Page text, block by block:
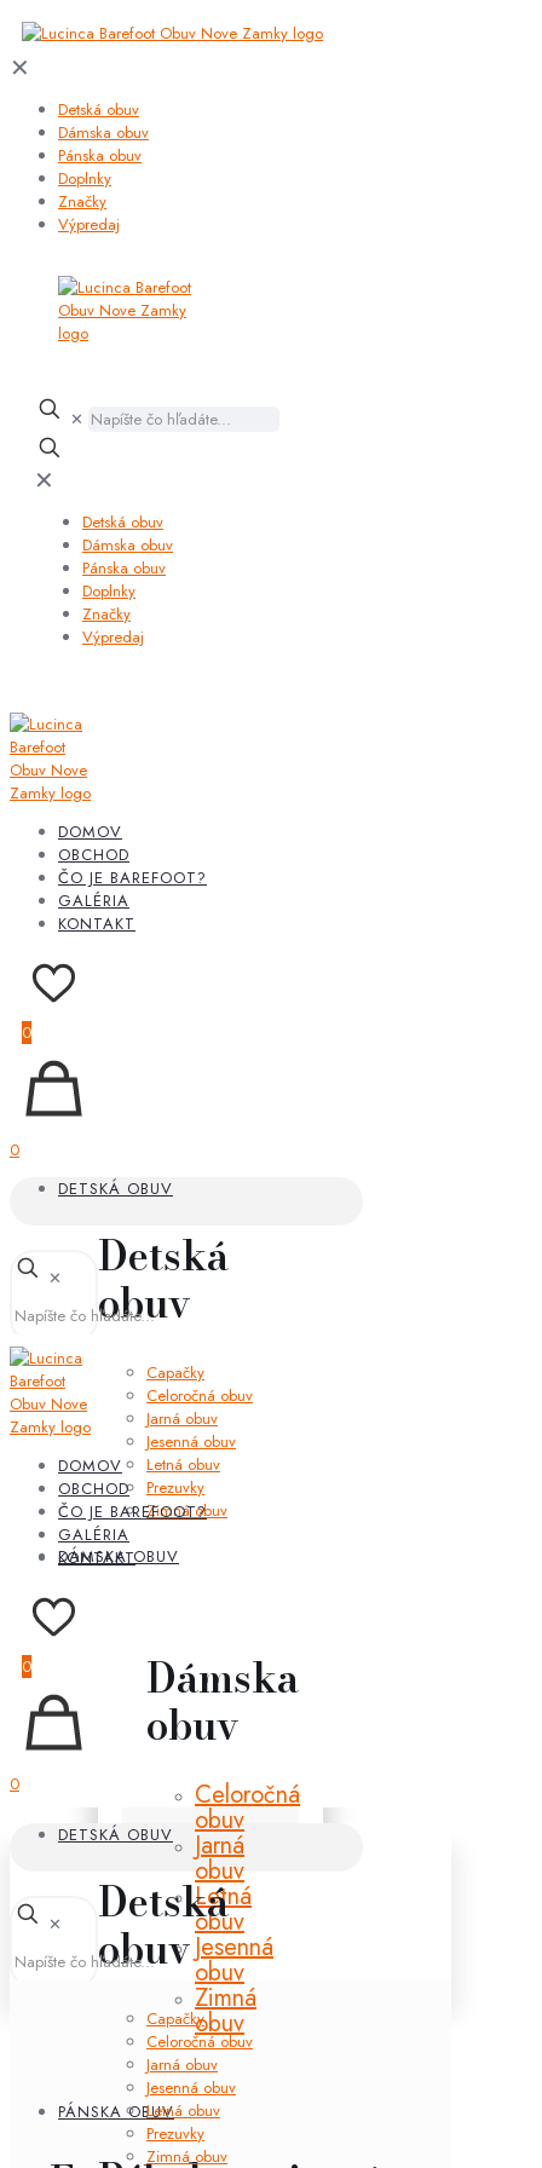
✕
Detská obuv
Dámska obuv
Pánska obuv
Doplnky
Značky
Výpredaj
✕
✕
Detská obuv
Dámska obuv
Pánska obuv
Doplnky
Značky
Výpredaj
DOMOV
OBCHOD
ČO JE BAREFOOT?
GALÉRIA
KONTAKT
0
0
DETSKÁ OBUV
Detská
obuv
Capačky
Celoročná obuv
Jarná obuv
Jesenná obuv
Letná obuv
Prezuvky
Zimná obuv
DÁMSKA OBUV
Dámska
obuv
Celoročná
obuv
Jarná
obuv
Letná
obuv
Jesenná
obuv
Zimná
obuv
PÁNSKA OBUV
✕
DOMOV
OBCHOD
ČO JE BAREFOOT?
GALÉRIA
KONTAKT
0
0
DETSKÁ OBUV
Detská
obuv
Capačky
Celoročná obuv
Jarná obuv
Jesenná obuv
Letná obuv
Prezuvky
Zimná obuv
✕